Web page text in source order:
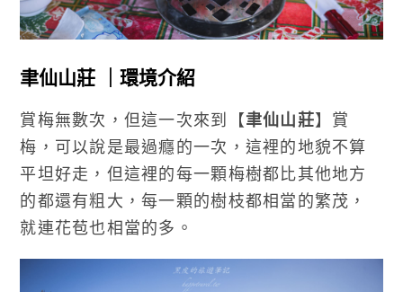
聿仙山莊 ｜環境介紹
賞梅無數次，但這一次來到【聿仙山莊】賞
梅，可以說是最過癮的一次，這裡的地貌不算
平坦好走，但這裡的每一顆梅樹都比其他地方
的都還有粗大，每一顆的樹枝都相當的繁茂，
就連花苞也相當的多。